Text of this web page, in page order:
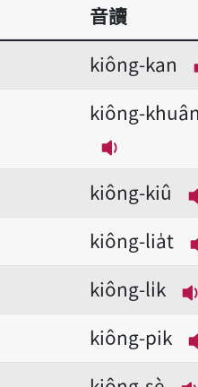
筆
音讀
kiông-kan
kiông-khuân
播放音讀
kiông-kiû
kiông-lia̍t
kiông-li̍k
kiông-pik